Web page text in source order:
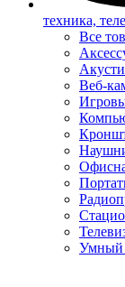
техника,
Все
Веб-
Умный